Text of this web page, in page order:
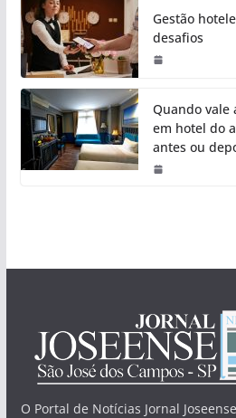
Gestão
desafios
Quando vale
em hotel do
antes ou
O Portal de Notícias Jornal